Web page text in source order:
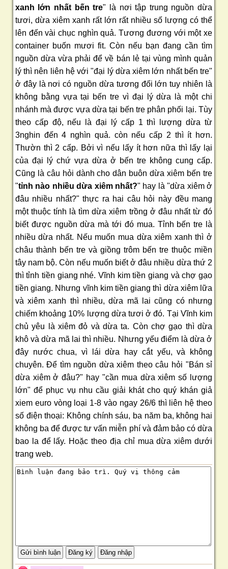
xanh lớn nhất bến tre" là nơi tập trung nguồn dừa
tươi, dừa xiêm xanh rất lớn rất nhiều số lượng có thể
lên đến vài chục nghìn quả. Tương đương với một xe
container buốn mươi fit. Còn nếu bạn đang cần tìm
nguồn dừa vừa phải để về bán lẻ tại vùng mình quản
lý thì nên liên hệ với "đại lý dừa xiêm lớn nhất bến tre"
ở đây là nơi có nguồn dừa tương đối lớn tuy nhiên là
không bằng vựa tại bến tre vì đại lý dừa là một chi
nhánh mà được vựa dừa tại bến tre phân phối lại. Tùy
theo cấp độ, nếu là đại lý cấp 1 thì lượng dừa từ
3nghin đến 4 nghìn quả. còn nếu cấp 2 thì ít hơn.
Thườn thì 2 cấp. Bởi vì nếu lấy ít hơn nữa thì lấy lại
của đại lý chứ vựa dừa ở bến tre không cung cấp.
Cũng là câu hỏi dành cho dân buôn dừa xiêm bến tre
"tỉnh nào nhiều dừa xiêm nhất?" hay là "dừa xiêm ở
đâu nhiều nhất?" thực ra hai câu hỏi này đều mang
một thuộc tính là tìm dừa xiêm trồng ở đâu nhất từ đó
biết được nguồn dừa mà tới đó mua. Tỉnh bến tre là
nhiều dừa nhất. Nếu muốn mua dừa xiêm xanh thì ở
châu thành bến tre và giồng trôm bến tre thuộc miền
tây nam bộ. Còn nếu muốn biết ở đâu nhiều dừa thứ 2
thì tỉnh tiền giang nhé. Vĩnh kim tiền giang và chợ gạo
tiền giang. Nhưng vĩnh kim tiền giang thì dừa xiêm lữa
và xiêm xanh thì nhiều, dừa mã lai cũng có nhưng
chiếm khoảng 10% lượng dừa tươi ở đó. Tại Vĩnh kim
chủ yêu là xiêm đỏ và dừa ta. Còn chợ gạo thì dừa
khô và dừa mã lai thì nhiều. Nhưng yếu điểm là dừa ở
đây nước chua, vì lái dừa hay cắt yếu, và không
chuyên. Để tìm nguồn dừa xiêm theo câu hỏi "Bán sỉ
dừa xiêm ở đâu?" hay "cần mua dừa xiêm số lượng
lớn" để phục vụ nhu cầu giải khát cho quý khán giả
xiem euro vòng loại 1-8 vào ngay 26/6 thì liên hệ theo
số điện thoại: Không chính sáu, ba năm ba, không hai
không ba để được tư vấn miễn phí và đảm bảo có dừa
bao la để lấy. Hoặc theo địa chỉ mua dừa xiêm dưới
trang web.